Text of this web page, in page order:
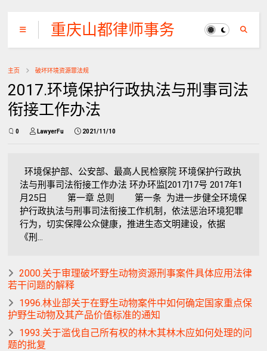
重庆山都律师事务
所
主页 破坏环境资源罪法规
2017.环境保护行政执法与刑事司法
衔接工作办法
0 LawyerFu 2021/11/10
环境保护部、公安部、最高人民检察院 环境保护行政执
法与刑事司法衔接工作办法 环办环监[2017]17号 2017年1
月25日 第一章 总则 第一条 为进一步健全环境保
护行政执法与刑事司法衔接工作机制，依法惩治环境犯罪
行为，切实保障公众健康，推进生态文明建设，依据
《刑...
2000.关于审理破坏野生动物资源刑事案件具体应用法律
若干问题的解释
1996.林业部关于在野生动物案件中如何确定国家重点保
护野生动物及其产品价值标准的通知
1993.关于滥伐自己所有权的林木其林木应如何处理的问
题的批复